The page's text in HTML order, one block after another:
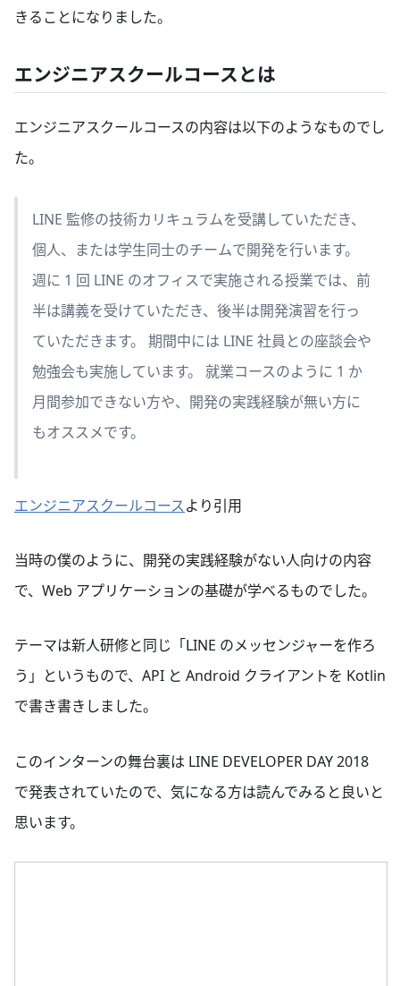
きることになりました。
エンジニアスクールコースとは
エンジニアスクールコースの内容は以下のようなものでし
た。
LINE 監修の技術カリキュラムを受講していただき、
個人、または学生同士のチームで開発を行います。
週に 1 回 LINE のオフィスで実施される授業では、前
半は講義を受けていただき、後半は開発演習を行っ
ていただきます。 期間中には LINE 社員との座談会や
勉強会も実施しています。 就業コースのように 1 か
月間参加できない方や、開発の実践経験が無い方に
もオススメです。
エンジニアスクールコースより引用
当時の僕のように、開発の実践経験がない人向けの内容
で、Web アプリケーションの基礎が学べるものでした。
テーマは新人研修と同じ「LINE のメッセンジャーを作ろ
う」というもので、API と Android クライアントを Kotlin
で書き書きしました。
このインターンの舞台裏は LINE DEVELOPER DAY 2018
で発表されていたので、気になる方は読んでみると良いと
思います。